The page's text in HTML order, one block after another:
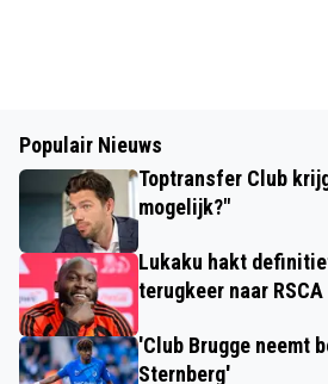
Populair Nieuws
Toptransfer Club
mogelijk?"
Lukaku hakt
terugkeer naar RSCA
'Club Brugge neemt
Sternberg'